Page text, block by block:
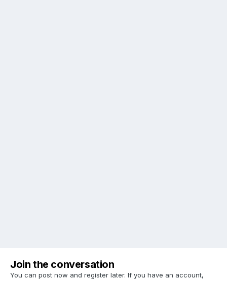
Join the conversation
You can post now and register later. If you have an account,